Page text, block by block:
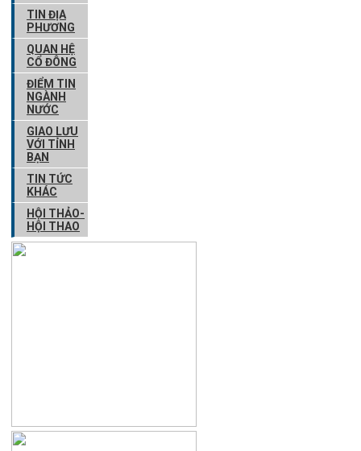
TIN ĐỊA
PHƯƠNG
QUAN HỆ
CỔ ĐÔNG
ĐIỂM TIN
NGÀNH
NƯỚC
GIAO LƯU
VỚI TỈNH
BẠN
TIN TỨC
KHÁC
HỘI THẢO-
HỘI THAO